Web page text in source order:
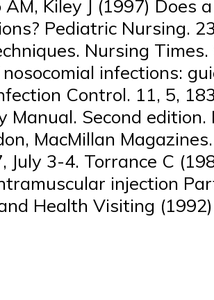
Kiley J (1997) Does
Pediatric Nursing.
Nursing
infections:
Control. 11, 5,
Second
MacMillan
July 3-4. Torrance C
injection
Health Visiting